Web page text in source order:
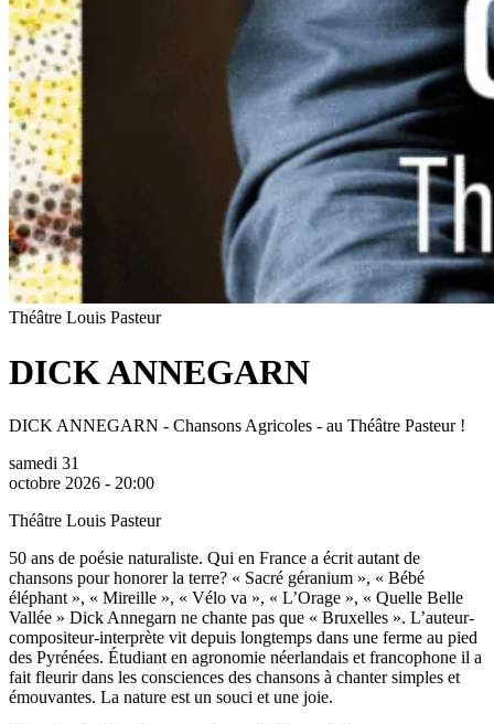
Théâtre Louis Pasteur
DICK ANNEGARN
DICK ANNEGARN - Chansons Agricoles - au Théâtre Pasteur !
samedi 31
octobre 2026 - 20:00
Théâtre Louis Pasteur
50 ans de poésie naturaliste. Qui en France a écrit autant de
chansons pour honorer la terre? « Sacré géranium », « Bébé
éléphant », « Mireille », « Vélo va », « L’Orage », « Quelle Belle
Vallée » Dick Annegarn ne chante pas que « Bruxelles ». L’auteur-
compositeur-interprète vit depuis longtemps dans une ferme au pied
des Pyrénées. Étudiant en agronomie néerlandais et francophone il a
fait fleurir dans les consciences des chansons à chanter simples et
émouvantes. La nature est un souci et une joie.